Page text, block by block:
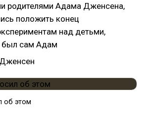
родителями Адама Дженсена,
положить конец
над детьми,
был сам Адам
об этом